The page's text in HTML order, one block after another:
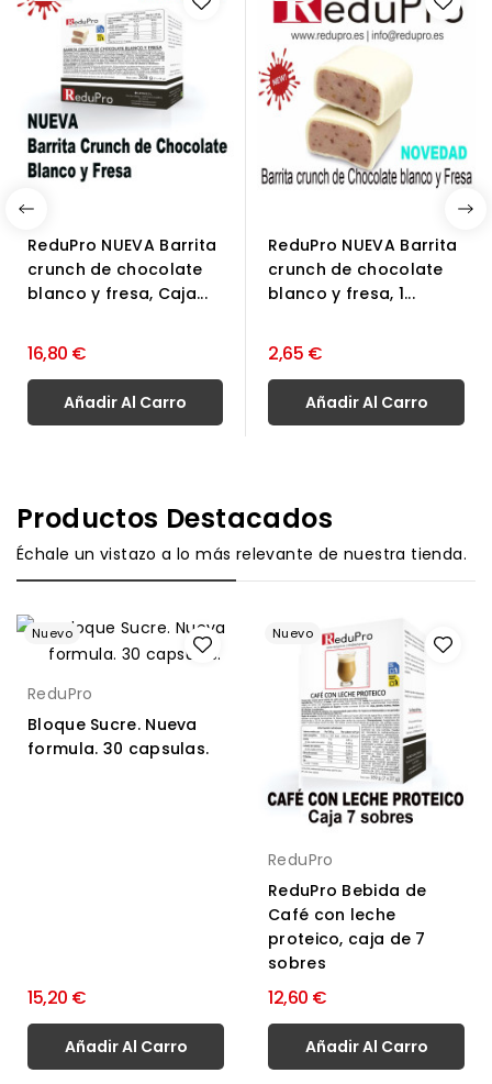
ReduPro NUEVA Barrita
crunch de chocolate
blanco y fresa, Caja...
16,80 €
Añadir Al Carro
ReduPro NUEVA Barrita
crunch de chocolate
blanco y fresa, 1...
2,65 €
Añadir Al Carro
Productos Destacados
Échale un vistazo a lo más relevante de nuestra tienda.
Nuevo
ReduPro
Bloque Sucre. Nueva
formula. 30 capsulas.
15,20 €
Añadir Al Carro
Nuevo
ReduPro
ReduPro Bebida de
Café con leche
proteico, caja de 7
sobres
12,60 €
Añadir Al Carro